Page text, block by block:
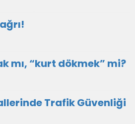
mı, “kurt dökmek” mi?
Trafik Güvenliği